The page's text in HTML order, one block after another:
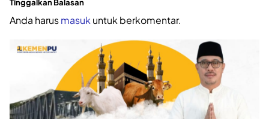
Tinggalkan Balasan
Anda harusmasuk untuk berkomentar.